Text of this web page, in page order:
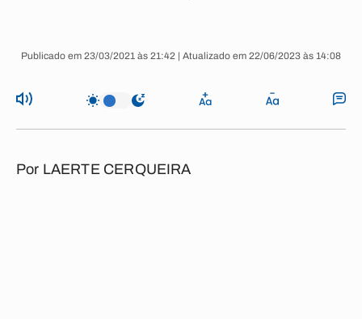
Publicado em 23/03/2021 às 21:42 | Atualizado em 22/06/2023 às 14:08
Por LAERTE CERQUEIRA